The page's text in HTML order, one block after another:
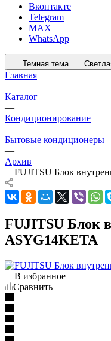
Вконтакте
Telegram
MAX
WhatsApp
Темная тема
Главная
—
Каталог
—
Кондиционирование
—
Бытовые кондиционеры
—
Архив
—FUJITSU Блок
FUJITSU Блок
ASYG14KETA
В избранное
Сравнить